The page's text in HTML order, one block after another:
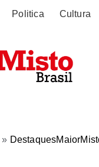
Politica Cultura
»